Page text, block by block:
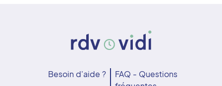
Besoin d'aide ?
FAQ - Questions